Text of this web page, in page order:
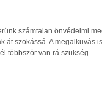
számtalan önvédelmi
át szokássá. A megalkuvás
többször van rá szükség.